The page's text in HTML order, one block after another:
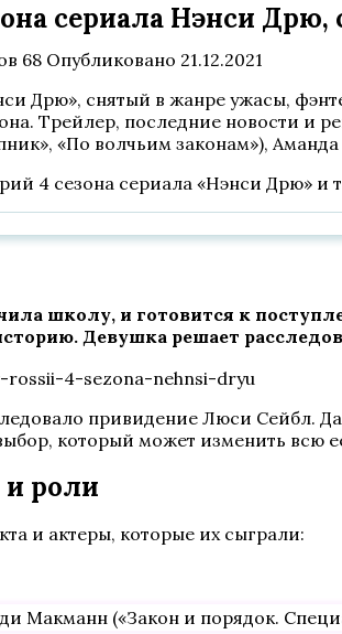
сериала Нэнси
68 Опубликовано 21.12.2021
Дрю», снятый в жанре ужасы,
Трейлер, последние новости и
«По волчьим законам»),
4 сезона сериала «Нэнси Дрю»
школу, и готовится к
Девушка решает
привидение Люси Сейбл.
который может изменить всю
и роли
и актеры, которые их сыграли:
Макманн («Закон и порядок.